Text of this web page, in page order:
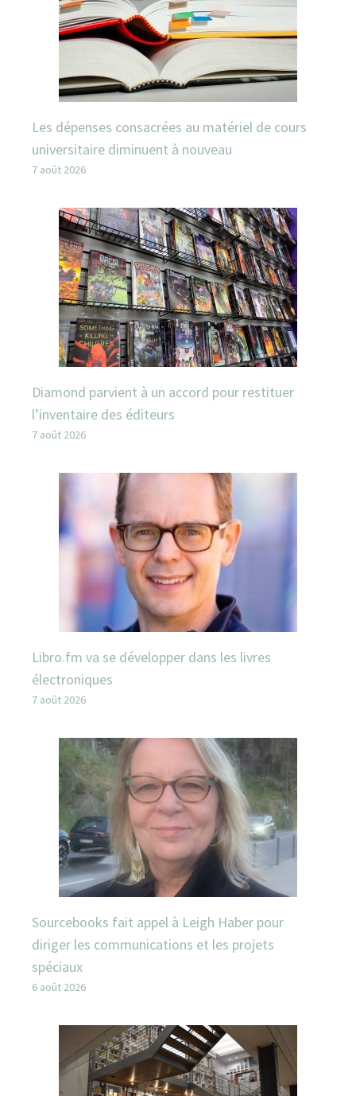
Les dépenses consacrées au matériel de cours
universitaire diminuent à nouveau
7 août 2026
Diamond parvient à un accord pour restituer
l’inventaire des éditeurs
7 août 2026
Libro.fm va se développer dans les livres
électroniques
7 août 2026
Sourcebooks fait appel à Leigh Haber pour
diriger les communications et les projets
spéciaux
6 août 2026